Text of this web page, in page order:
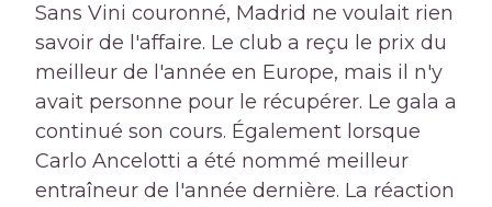
Sans Vini couronné, Madrid ne voulait rien
savoir de l'affaire. Le club a reçu le prix du
meilleur de l'année en Europe, mais il n'y
avait personne pour le récupérer. Le gala a
continué son cours. Également lorsque
Carlo Ancelotti a été nommé meilleur
entraîneur de l'année dernière. La réaction